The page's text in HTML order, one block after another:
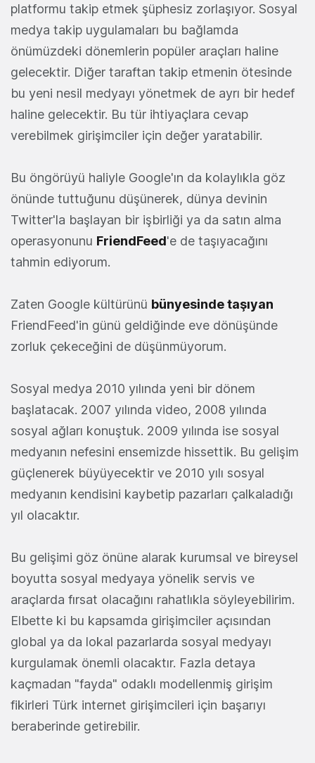
platformu takip etmek şüphesiz zorlaşıyor. Sosyal
medya takip uygulamaları bu bağlamda
önümüzdeki dönemlerin popüler araçları haline
gelecektir. Diğer taraftan takip etmenin ötesinde
bu yeni nesil medyayı yönetmek de ayrı bir hedef
haline gelecektir. Bu tür ihtiyaçlara cevap
verebilmek girişimciler için değer yaratabilir.
Bu öngörüyü haliyle Google'ın da kolaylıkla göz
önünde tuttuğunu düşünerek, dünya devinin
Twitter'la başlayan bir işbirliği ya da satın alma
operasyonunu FriendFeed'e de taşıyacağını
tahmin ediyorum.
Zaten Google kültürünü bünyesinde taşıyan
FriendFeed'in günü geldiğinde eve dönüşünde
zorluk çekeceğini de düşünmüyorum.
Sosyal medya 2010 yılında yeni bir dönem
başlatacak. 2007 yılında video, 2008 yılında
sosyal ağları konuştuk. 2009 yılında ise sosyal
medyanın nefesini ensemizde hissettik. Bu gelişim
güçlenerek büyüyecektir ve 2010 yılı sosyal
medyanın kendisini kaybetip pazarları çalkaladığı
yıl olacaktır.
Bu gelişimi göz önüne alarak kurumsal ve bireysel
boyutta sosyal medyaya yönelik servis ve
araçlarda fırsat olacağını rahatlıkla söyleyebilirim.
Elbette ki bu kapsamda girişimciler açısından
global ya da lokal pazarlarda sosyal medyayı
kurgulamak önemli olacaktır. Fazla detaya
kaçmadan "fayda" odaklı modellenmiş girişim
fikirleri Türk internet girişimcileri için başarıyı
beraberinde getirebilir.